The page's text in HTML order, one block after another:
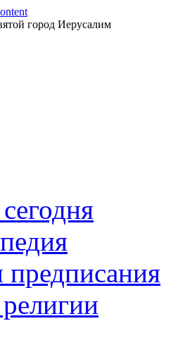
город Иерусалим